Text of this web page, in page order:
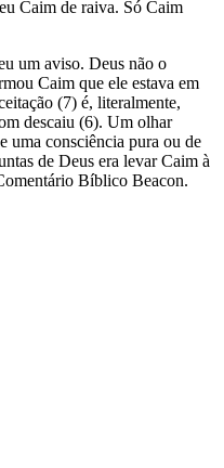
Caim de raiva. Só Caim
um aviso. Deus não o
Caim que ele estava em
(7) é, literalmente,
descaiu (6). Um olhar
uma consciência pura ou de
de Deus era levar Caim à
Bíblico Beacon.